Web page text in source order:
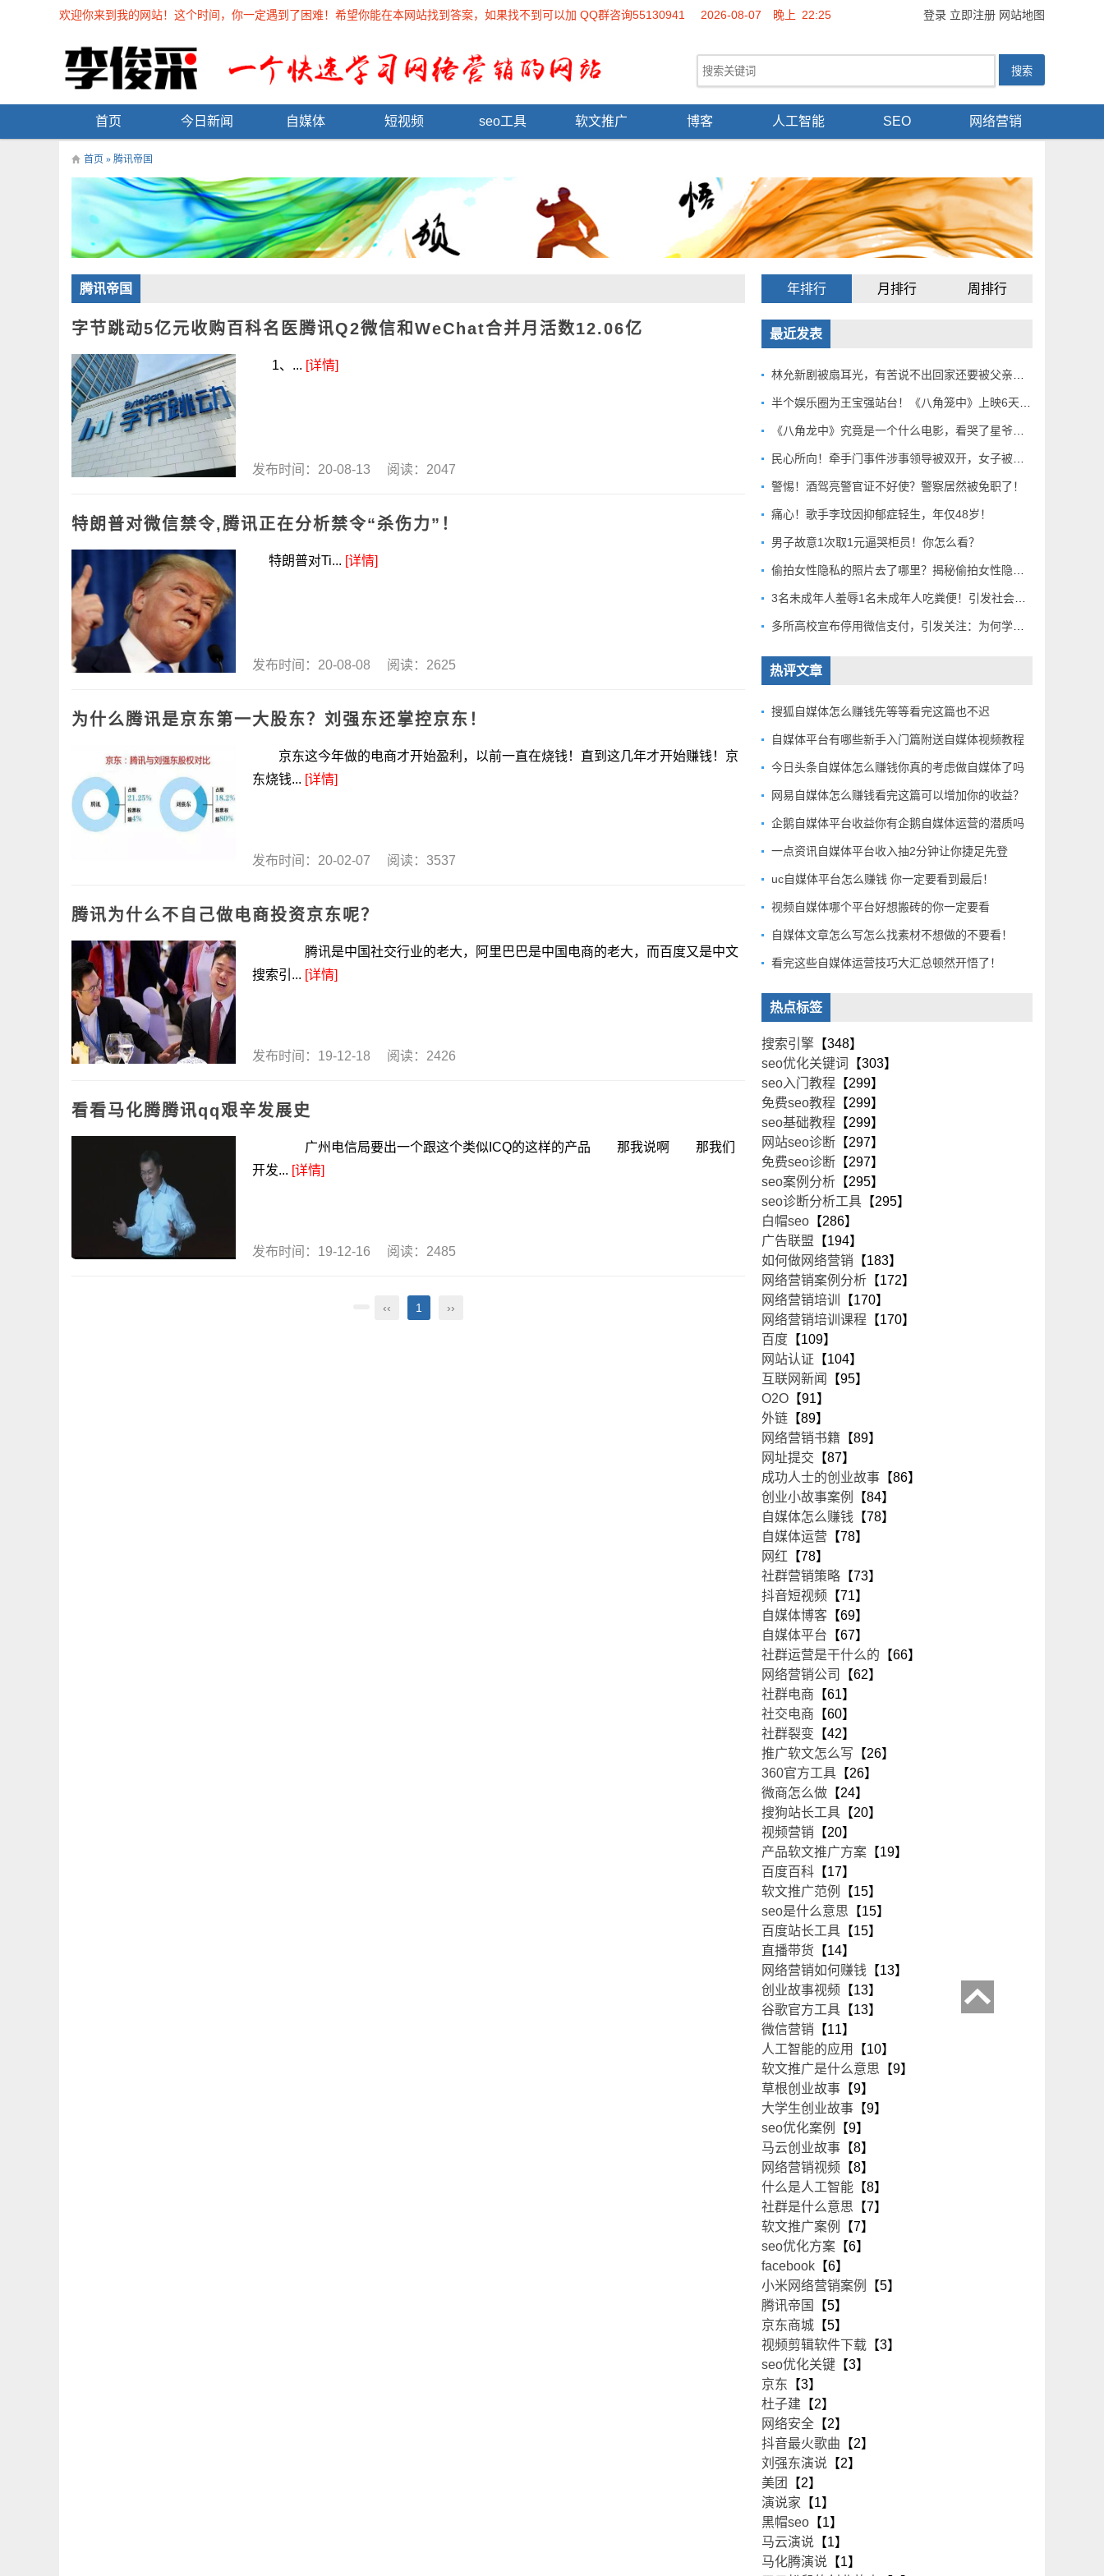
登录 立即注册 网站地图
欢迎你来到我的网站！这个时间，你一定遇到了困难！希望你能在本网站找到答案，如果找不到可以加 QQ群咨询55130941 2026-08-07 晚上 22:25
首页 今日新闻 自媒体 短视频 seo工具 软文推广 博客 人工智能 SEO 网络营销
首页 » 腾讯帝国
腾讯帝国
字节跳动5亿元收购百科名医腾讯Q2微信和WeChat合并月活数12.06亿
1、... [详情]
发布时间：20-08-13 阅读：2047
特朗普对微信禁令,腾讯正在分析禁令“杀伤力”！
特朗普对Ti... [详情]
发布时间：20-08-08 阅读：2625
为什么腾讯是京东第一大股东？刘强东还掌控京东！
京东这今年做的电商才开始盈利，以前一直在烧钱！直到这几年才开始赚钱！京
东烧钱... [详情]
发布时间：20-02-07 阅读：3537
腾讯为什么不自己做电商投资京东呢？
腾讯是中国社交行业的老大，阿里巴巴是中国电商的老大，而百度又是中文
搜索引... [详情]
发布时间：19-12-18 阅读：2426
看看马化腾腾讯qq艰辛发展史
广州电信局要出一个跟这个类似ICQ的这样的产品 那我说啊 那我们
开发... [详情]
发布时间：19-12-16 阅读：2485
‹‹ 1 ››
年排行 月排行 周排行
最近发表
警惕！酒驾亮警官证不好使？警察居然被免职了！
痛心！歌手李玟因抑郁症轻生，年仅48岁！
男子故意1次取1元逼哭柜员！你怎么看？
热评文章
搜狐自媒体怎么赚钱先等等看完这篇也不迟
自媒体平台有哪些新手入门篇附送自媒体视频教程
今日头条自媒体怎么赚钱你真的考虑做自媒体了吗
网易自媒体怎么赚钱看完这篇可以增加你的收益？
企鹅自媒体平台收益你有企鹅自媒体运营的潜质吗
一点资讯自媒体平台收入抽2分钟让你捷足先登
uc自媒体平台怎么赚钱 你一定要看到最后！
视频自媒体哪个平台好想搬砖的你一定要看
自媒体文章怎么写怎么找素材不想做的不要看！
看完这些自媒体运营技巧大汇总顿然开悟了！
热点标签
搜索引擎 【348】
seo优化关键词
【303】
seo入门教程 【299】
免费seo教程 【299】
seo基础教程 【299】
网站seo诊断 【297】
免费seo诊断 【297】
seo案例分析 【295】
seo诊断分析工具 【295】
白帽seo 【286】
广告联盟 【194】
如何做网络营销 【183】
网络营销案例分析 【172】
网络营销培训
【170】
网络营销培训课程 【170】
百度 【109】
网站认证 【104】
互联网新闻
【95】
O2O 【91】
外链 【89】
网络营销书籍 【89】
网址提交 【87】
成功人士的创业故事 【86】
创业小故事案例
【84】
自媒体怎么赚钱 【78】
自媒体运营 【78】
网红 【78】
社群营销策略 【73】
抖音短视频 【71】
自媒体博客 【69】
自媒体平台 【67】
社群运营是干什么的 【66】
网络营销公司
【62】
社群电商 【61】
社交电商 【60】
社群裂变 【42】
推广软文怎么写 【26】
360官方工具 【26】
微商怎么做 【24】
搜狗站长工具 【20】
视频营销 【20】
产品软文推广方案 【19】
百度百科 【17】
软文推广范例
【15】
seo是什么意思 【15】
百度站长工具 【15】
直播带货 【14】
网络营销如何赚钱 【13】
创业故事视频 【13】
谷歌官方工具 【13】
微信营销 【11】
人工智能的应用
【10】
软文推广是什么意思 【9】
草根创业故事 【9】
大学生创业故事 【9】
seo优化案例
【9】
马云创业故事 【8】
网络营销视频 【8】
什么是人工智能 【8】
社群是什么意思 【7】
软文推广案例
【7】
seo优化方案 【6】
facebook 【6】
小米网络营销案例
【5】
腾讯帝国
【5】
京东商城 【5】
视频剪辑软件下载 【3】
seo优化关键 【3】
京东 【3】
杜子建 【2】
网络安全 【2】
抖音最火歌曲 【2】
刘强东演说 【2】
美团
【2】
演说家 【1】
黑帽seo 【1】
马云演说 【1】
马化腾演说 【1】